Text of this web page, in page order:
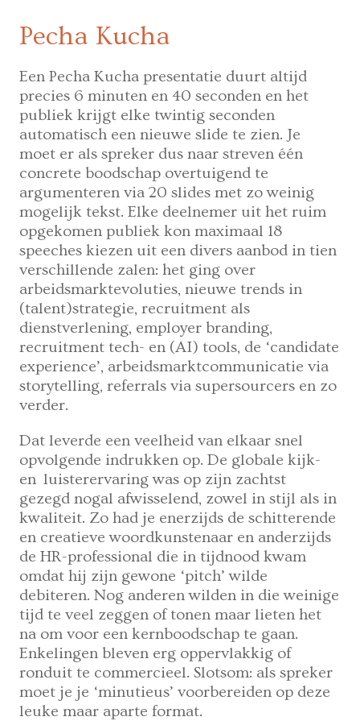
Pecha Kucha
Een Pecha Kucha presentatie duurt altijd
precies 6 minuten en 40 seconden en het
publiek krijgt elke twintig seconden
automatisch een nieuwe slide te zien. Je
moet er als spreker dus naar streven één
concrete boodschap overtuigend te
argumenteren via 20 slides met zo weinig
mogelijk tekst. Elke deelnemer uit het ruim
opgekomen publiek kon maximaal 18
speeches kiezen uit een divers aanbod in tien
verschillende zalen: het ging over
arbeidsmarktevoluties, nieuwe trends in
(talent)strategie, recruitment als
dienstverlening, employer branding,
recruitment tech- en (AI) tools, de ‘candidate
experience’, arbeidsmarktcommunicatie via
storytelling, referrals via supersourcers en zo
verder.
Dat leverde een veelheid van elkaar snel
opvolgende indrukken op. De globale kijk-
en luisterervaring was op zijn zachtst
gezegd nogal afwisselend, zowel in stijl als in
kwaliteit. Zo had je enerzijds de schitterende
en creatieve woordkunstenaar en anderzijds
de HR-professional die in tijdnood kwam
omdat hij zijn gewone ‘pitch’ wilde
debiteren. Nog anderen wilden in die weinige
tijd te veel zeggen of tonen maar lieten het
na om voor een kernboodschap te gaan.
Enkelingen bleven erg oppervlakkig of
ronduit te commercieel. Slotsom: als spreker
moet je je ‘minutieus’ voorbereiden op deze
leuke maar aparte format.